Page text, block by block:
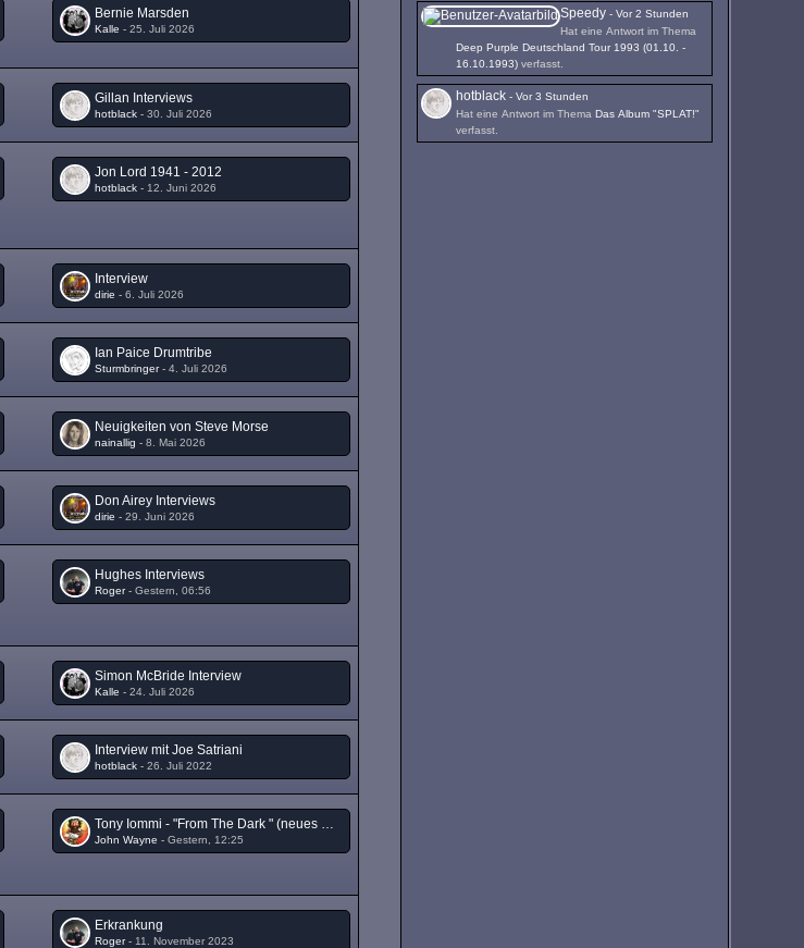
Bernie Marsden
Kalle -25. Juli 2026
Gillan Interviews
hotblack -30. Juli 2026
Jon Lord 1941 - 2012
hotblack - 12. Juni 2026
Interview
dirie -6. Juli 2026
Ian Paice Drumtribe
Sturmbringer-4. Juli 2026
Neuigkeiten von Steve Morse
nainallig -8. Mai 2026
Don Airey Interviews
dirie -29. Juni 2026
Hughes Interviews
Roger-Gestern, 06:56
Simon McBride Interview
Kalle -24. Juli 2026
Interview mit Joe Satriani
hotblack -26. Juli 2022
Tony Iommi - "From The Dark " (neues Solo-Album)
John Wayne -Gestern, 12:25
Erkrankung
Roger- 11. November 2023
Speedy -Vor 2 Stunden
Hat eine Antwort im Thema
Deep Purple Deutschland Tour 1993 (01.10. -
16.10.1993) verfasst.
hotblack -Vor 3 Stunden
Hat eine Antwort im ThemaDas Album "SPLAT!"
verfasst.